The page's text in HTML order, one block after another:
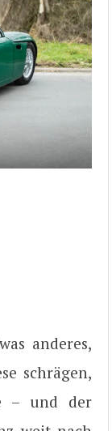
anderes,
schrägen,
– und der